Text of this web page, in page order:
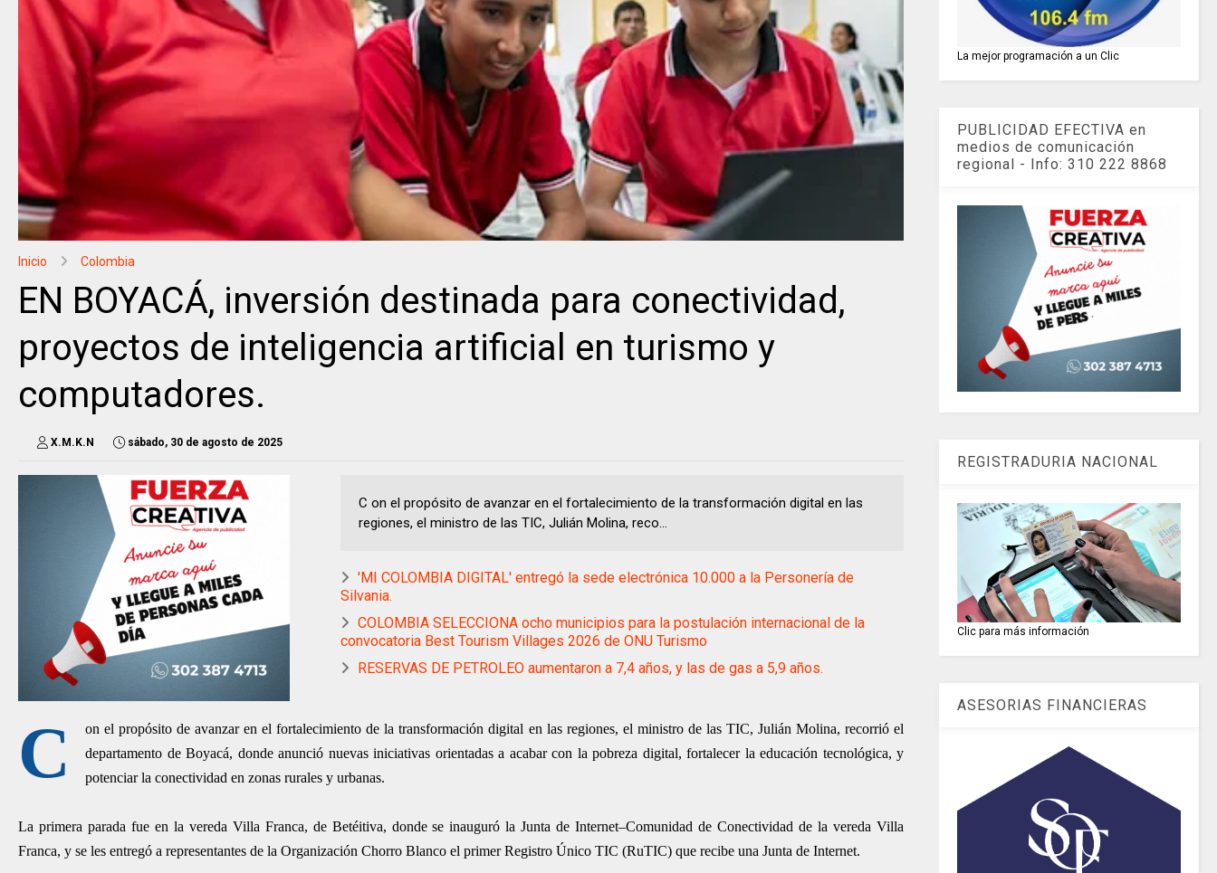
Inicio Colombia
EN BOYACÁ, inversión destinada para conectividad,
proyectos de inteligencia artificial en turismo y
computadores.
X.M.K.N sábado, 30 de agosto de 2025
C on el propósito de avanzar en el fortalecimiento de la transformación digital en las
regiones, el ministro de las TIC, Julián Molina, reco...
'MI COLOMBIA DIGITAL' entregó la sede electrónica 10.000 a la Personería de
Silvania.
COLOMBIA SELECCIONA ocho municipios para la postulación internacional de la
convocatoria Best Tourism Villages 2026 de ONU Turismo
RESERVAS DE PETROLEO aumentaron a 7,4 años, y las de gas a 5,9 años.
C
on el propósito de avanzar en el fortalecimiento de la transformación digital en las regiones, el ministro de las TIC, Julián Molina, recorrió el
departamento de Boyacá, donde anunció nuevas iniciativas orientadas a acabar con la pobreza digital, fortalecer la educación tecnológica, y
potenciar la conectividad en zonas rurales y urbanas.
La primera parada fue en la vereda Villa Franca, de Betéitiva, donde se inauguró la Junta de Internet–Comunidad de Conectividad de la vereda Villa
Franca, y se les entregó a representantes de la Organización Chorro Blanco el primer Registro Único TIC (RuTIC) que recibe una Junta de Internet.
La mejor programación a un Clic
PUBLICIDAD EFECTIVA en
medios de comunicación
regional - Info: 310 222 8868
REGISTRADURIA NACIONAL
Clic para más información
ASESORIAS FINANCIERAS